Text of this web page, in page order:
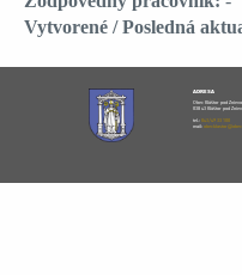
Vytvorené / Posledná
ADRESA
Obec Kláštor pod
038 43 Kláštor pod
tel.:043/49 33 100
mail: